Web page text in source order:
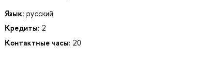
Язык: русский
Кредиты: 2
Контактные часы: 20